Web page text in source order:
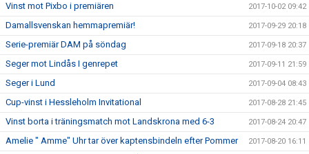
Vinst mot Pixbo i premiären 2017-10-02 09:42
Damallsvenskan hemmapremiär! 2017-09-29 20:18
Serie-premiär DAM på söndag 2017-09-18 20:37
Seger mot Lindås I genrepet 2017-09-11 21:59
Seger i Lund 2017-09-04 08:43
Cup-vinst i Hessleholm Invitational 2017-08-28 21:45
Vinst borta i träningsmatch mot Landskrona med 6-3 2017-08-24 20:47
Amelie " Amme" Uhr tar över kaptensbindeln efter Pommer 2017-08-20 16:11